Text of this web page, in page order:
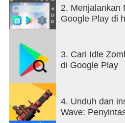
serangan zombie secara
nikmati pertahanan bertahan
kiamat!
· Gelombang Zombie Besar:
tantangan bertahan hidup
mayat hidup yang tak ada
· Roster Penyintas
penyintas unik, masing-
2. Menjalankan
Google Play di
3. Cari Idle
di Google Play
4. Unduh dan
Wave: